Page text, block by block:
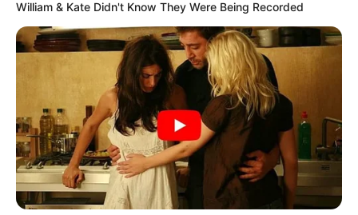
roja bulto 50 Kilogramos $120.000,papa criollalimpia
bulto 45 Kilogramos $170.000, papa criolla sucia bulto 50
Kilogramo $140.000, papa parda pastusa bulto 50
Kilogramos $105.000,papa rubíbulto 50 Kilogramos
papa sabanerabulto 50 Kilogramo 150.000,
papa superior bulto 50 Kilogramos $115.000, papa única
bulto 50 Kilogramos $110.000.
COMPARTIR
ALERTA BOGOTÁ EN GOOGLE NEWS
William & Kate Didn't Know They Were Being Recorded